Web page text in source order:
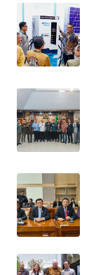
WAHANA
UMKM
SELEB
WAHANA
PERSONA
WAHANA
OTOMOTIF
WAHANA
HEALTH